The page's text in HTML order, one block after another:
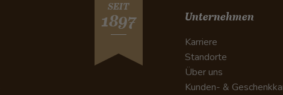
SEIT
1897
Unternehmen
Karriere
Standorte
Über uns
Kunden- &